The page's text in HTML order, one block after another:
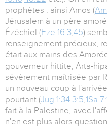
prophètes : ainsi Amos (
Jérusalem à un père
Ézéchiel (Eze 16 3,45)
renseignement précieux,
était aux mains des
gouverneur hittite, Arta-
sévèrement maîtrisée par
un nouveau coup à
pourtant (Jug 1:34 3:5,1Sa
fait à la Palestine, avec
n'en est plus alors